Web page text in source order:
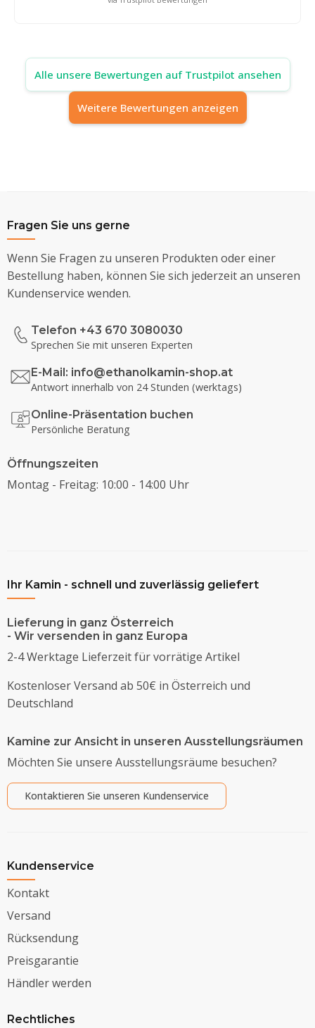
Alle unsere Bewertungen auf Trustpilot ansehen
Weitere Bewertungen anzeigen
Fragen Sie uns gerne
Wenn Sie Fragen zu unseren Produkten oder einer
Bestellung haben, können Sie sich jederzeit an unseren
Kundenservice wenden.
Telefon +43 670 3080030
Sprechen Sie mit unseren Experten
E-Mail: info@ethanolkamin-shop.at
Antwort innerhalb von 24 Stunden (werktags)
Online-Präsentation buchen
Persönliche Beratung
Öffnungszeiten
Montag - Freitag: 10:00 - 14:00 Uhr
Ihr Kamin - schnell und zuverlässig geliefert
Lieferung in ganz Österreich
- Wir versenden in ganz Europa
2-4 Werktage Lieferzeit für vorrätige Artikel
Kostenloser Versand ab 50€ in Österreich und
Deutschland
Kamine zur Ansicht in unseren Ausstellungsräumen
Möchten Sie unsere Ausstellungsräume besuchen?
Kontaktieren Sie unseren Kundenservice
Kundenservice
Kontakt
Versand
Rücksendung
Preisgarantie
Händler werden
Rechtliches